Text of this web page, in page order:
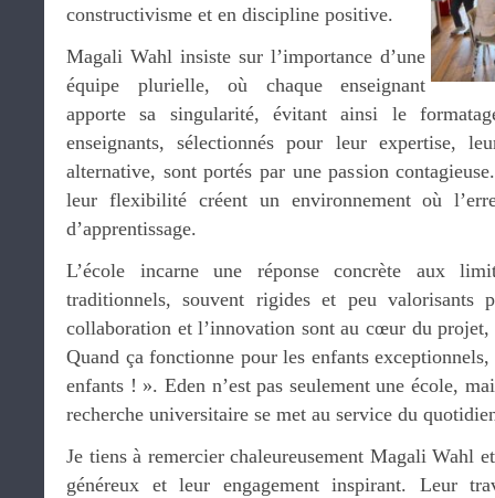
constructivisme et en discipline positive.
Magali Wahl insiste sur l’importance d’une
équipe plurielle, où chaque enseignant
apporte sa singularité, évitant ainsi le
enseignants, sélectionnés pour leur expertise,
alternative, sont portés par une passion
leur flexibilité créent un environnement où
d’apprentissage.
L’école incarne une réponse concrète aux
traditionnels, souvent rigides et peu valorisants
collaboration et l’innovation sont au cœur du
Quand ça fonctionne pour les enfants
enfants ! ». Eden n’est pas seulement une école,
recherche universitaire se met au service du
Je tiens à remercier chaleureusement Magali Wahl
généreux et leur engagement inspirant. Leur